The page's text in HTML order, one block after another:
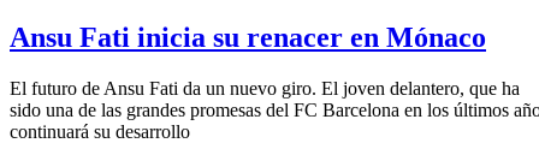
Ansu Fati inicia su renacer en Mónaco
El futuro de Ansu Fati da un nuevo giro. El joven delantero, que ha
sido una de las grandes promesas del FC Barcelona en los últimos
continuará su desarrollo